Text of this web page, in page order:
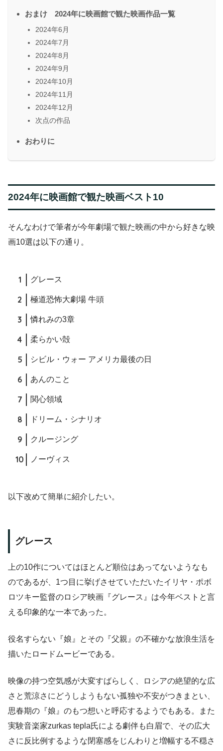
おまけ 2024年に映画館で観た映画作品一覧
2024年6月
2024年7月
2024年8月
2024年9月
2024年10月
2024年11月
2024年12月
次点の作品
おわりに
2024年に映画館で観た映画ベスト10
そんなわけで筆者が今年劇場で観た映画の中から好きな映
画10選は以下の通り。
グレース
極道恐怖大劇場 牛頭
憐れみの3章
柔らかい殻
シビル・ウォー アメリカ最後の日
あんのこと
関心領域
ドリーム・シナリオ
クルージング
ノーヴィス
以下改めて簡単に紹介したい。
グレース
上の10作についてはほとんど順位はあってないようなも
のであるが、1つ目に挙げさせていただいたイリヤ・ポボ
ロツキー監督のロシア映画『グレース』は今年ベストと言
える印象的な一本であった。
役名すらない『娘』とその『父親』の不確かな放浪生活を
描いたロードムービーである。
映像の持つ空気感が大変すばらしく、ロシアの絶望的な広
さと荒涼さにどうしようもない孤独や不安がつきまとい、
思春期の『娘』のもつ想いと呼応するようでもある。また
実験音楽家zurkas tepla氏による劇伴も白眉で、その広大
さに反比例するような閉塞感をじんわりと増幅する不穏さ